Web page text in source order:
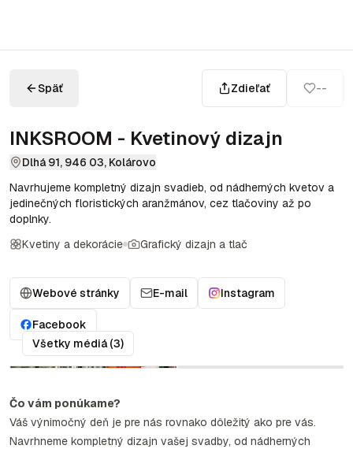
Späť Zdieľať --
INKSROOM - Kvetinový dizajn
Dlhá 91, 946 03, Kolárovo
Navrhujeme kompletný dizajn svadieb, od nádherných kvetov a
jedinečných floristických aranžmánov, cez tlačoviny až po
doplnky.
Kvetiny a dekorácie
Grafický dizajn a tlač
Webové stránky E-mail Instagram
Facebook
Všetky médiá (3)
Čo vám ponúkame?
Váš výnimočný deň je pre nás rovnako dôležitý ako pre vás.
Navrhneme kompletný dizajn vašej svadby, od nádherných